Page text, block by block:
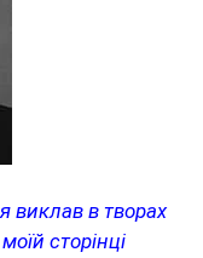
виклав в творах
сторінці